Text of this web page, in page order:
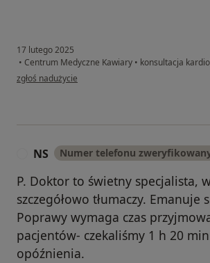
17 lutego 2025
• Centrum Medyczne Kawiary • konsultacja
w opinii użytkownika Pacjent
zgłoś nadużycie
NS Numer telefonu
P. Doktor to świetny specjalista,
szczegółowo tłumaczy. Emanuje
Poprawy wymaga czas
pacjentów- czekaliśmy 1 h 20
opóźnienia.